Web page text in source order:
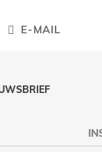
E-MAIL